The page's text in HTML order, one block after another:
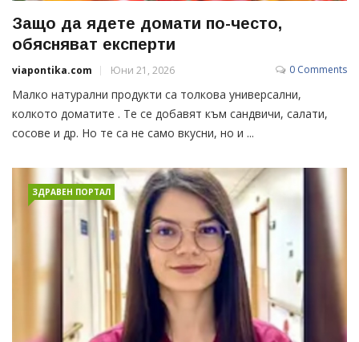
Защо да ядете домати по-често,
обясняват експерти
viapontika.com Юни 21, 2026 0 Comments
Малко натурални продукти са толкова универсални,
колкото доматите . Те се добавят към сандвичи, салати,
сосове и др. Но те са не само вкусни, но и ...
ЗДРАВЕН ПОРТАЛ